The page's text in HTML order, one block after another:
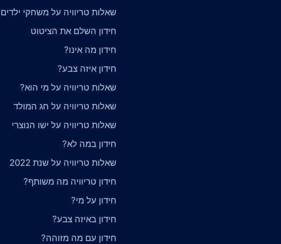
שאלות טריוויה על משחקי ילדים
חידון השלם את הציטוט
חידון מה אינו?
חידון איזה צבע?
שאלות טריוויה על מי הוא?
שאלות טריוויה על חג המולד
שאלות טריוויה על ישו הנוצרי
חידון במה לא?
שאלות טריוויה על שנת 2022
חידון טריוויה מה משותף?
חידון על מי?
חידון באיזה צבע?
חידון עם מה מזוהה?